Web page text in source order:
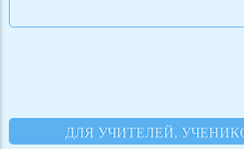
ДЛЯ УЧИТЕЛЕЙ,